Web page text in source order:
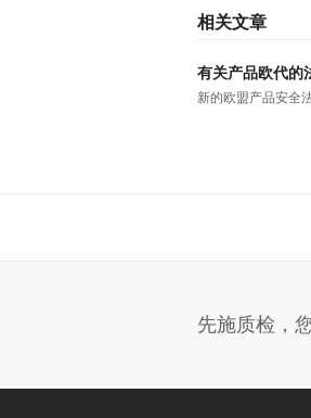
相关文章
有关产品欧代的
新的欧盟产品安全
先施质检，